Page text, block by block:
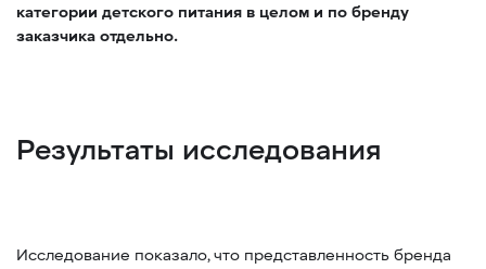
категории детского питания в целом и по бренду
заказчика отдельно.
Результаты исследования
Исследование показало, что представленность бренда